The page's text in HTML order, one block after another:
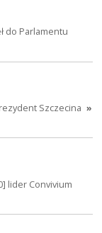
do Parlamentu
Szczecina »
lider Convivium